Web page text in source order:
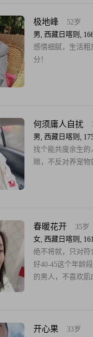
##3002##我相信，
极地峰
52岁
男, 西藏日喀则,
感情细腻，生活粗
分！
何须庸人自扰
男, 西藏日喀则,
找个能共度余生
顺，不反对养宠
春暖花开
35岁
女, 西藏日喀则,
绝不将就，只对符
好40-45这个年龄
的男人，不喜欢肌
以下不要发信息
看书喝茶。5.喜
见是幸运，若没有
开心果
33岁